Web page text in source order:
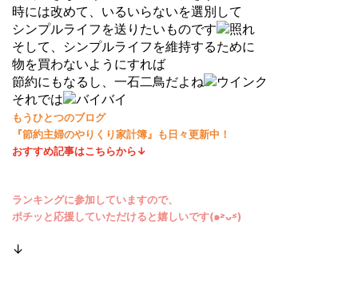
時には改めて、いるいらないを選別して
シンプルライフを送りたいものです
そして、シンプルライフを維持するために
物を買わないようにすれば
節約にもなるし、一石二鳥だよね
それでは
もうひとつのブログ
『節約主婦のやりくり家計簿』も日々更新中！
おすすめ記事はこちらから↓
ランキングに参加していますので、
ポチッと応援していただけると嬉しいです(๑˃̵ᴗ˂̵)
↓